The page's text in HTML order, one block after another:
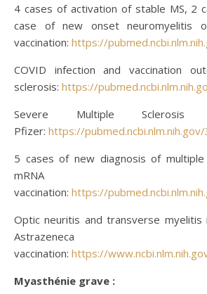
4 cases of activation of stable MS, 2
case of new onset neuromyelitis
vaccination: https://
COVID infection and vaccination
sclerosis: https://
Severe Multiple Sclerosis
Pfizer: https://
5 cases of new diagnosis of
mRNA
vaccination: https://
Optic neuritis and transverse
Astrazeneca
vaccination: https://
Myasthénie grave :